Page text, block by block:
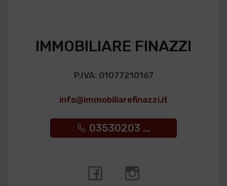
IMMOBILIARE FINAZZI
P.IVA: 01077210167
info@immobiliarefinazzi.it
03530203 ...